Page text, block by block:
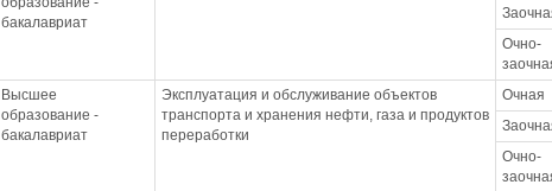
бакалавриат
Очно-
Высшее
образование -
бакалавриат
Эксплуатация и обслуживание объектов
транспорта и хранения нефти, газа и продуктов
переработки
Очная
Очно-